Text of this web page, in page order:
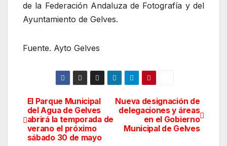
de la Federación Andaluza de Fotografía y del
Ayuntamiento de Gelves.
Fuente. Ayto Gelves
Navegación
de
Nueva designación de
delegaciones y áreas
en el Gobierno
Municipal de Gelves
El Parque Municipal
del Agua de Gelves
abrirá la temporada de
verano el próximo
sábado 30 de mayo